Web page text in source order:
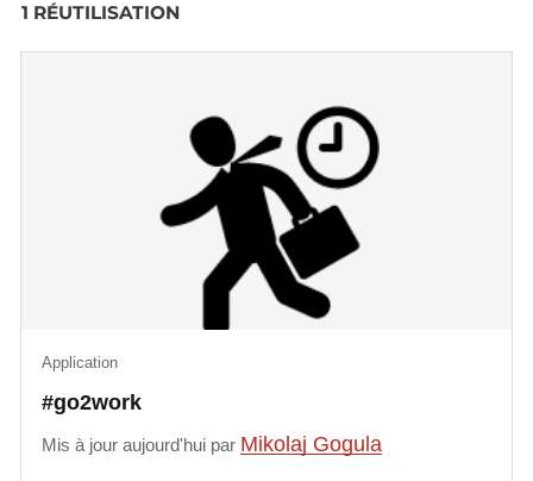
1 RÉUTILISATION
#go2work
Application
Mis à jour aujourd'hui par Mikolaj Gogula